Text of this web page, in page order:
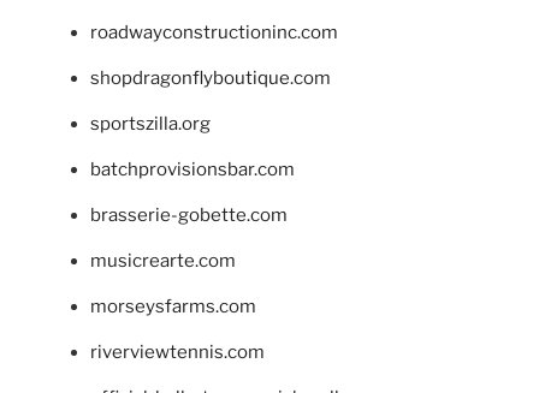
roadwayconstructioninc.com
shopdragonflyboutique.com
sportszilla.org
batchprovisionsbar.com
brasserie-gobette.com
musicrearte.com
morseysfarms.com
riverviewtennis.com